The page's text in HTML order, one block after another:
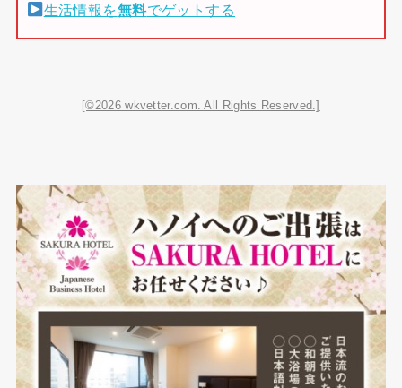
生活情報を無料でゲットする
[©2026 wkvetter.com. All Rights Reserved.]